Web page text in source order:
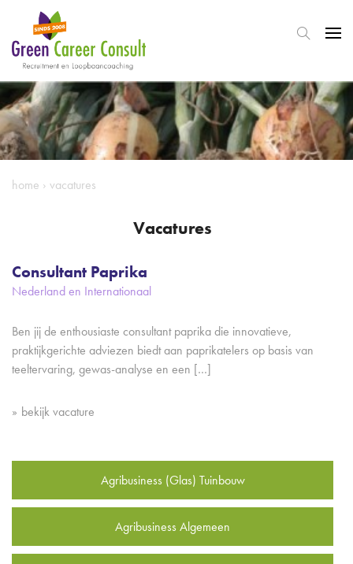
home › vacatures
Vacatures
Consultant Paprika
Nederland en Internationaal
Ben jij de enthousiaste consultant paprika die innovatieve,
praktijkgerichte adviezen biedt aan paprikatelers op basis van
teeltervaring, gewas-analyse en een […]
bekijk vacature
Agribusiness (Glas) Tuinbouw
Agribusiness Algemeen